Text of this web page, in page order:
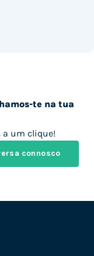
te na tua
a um clique!
connosco